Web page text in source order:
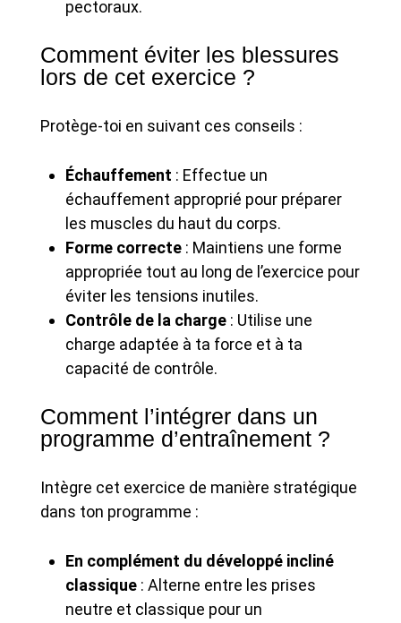
pectoraux.
Comment éviter les blessures
lors de cet exercice ?
Protège-toi en suivant ces conseils :
Échauffement : Effectue un
échauffement approprié pour préparer
les muscles du haut du corps.
Forme correcte : Maintiens une forme
appropriée tout au long de l’exercice pour
éviter les tensions inutiles.
Contrôle de la charge : Utilise une
charge adaptée à ta force et à ta
capacité de contrôle.
Comment l’intégrer dans un
programme d’entraînement ?
Intègre cet exercice de manière stratégique
dans ton programme :
En complément du développé incliné
classique : Alterne entre les prises
neutre et classique pour un